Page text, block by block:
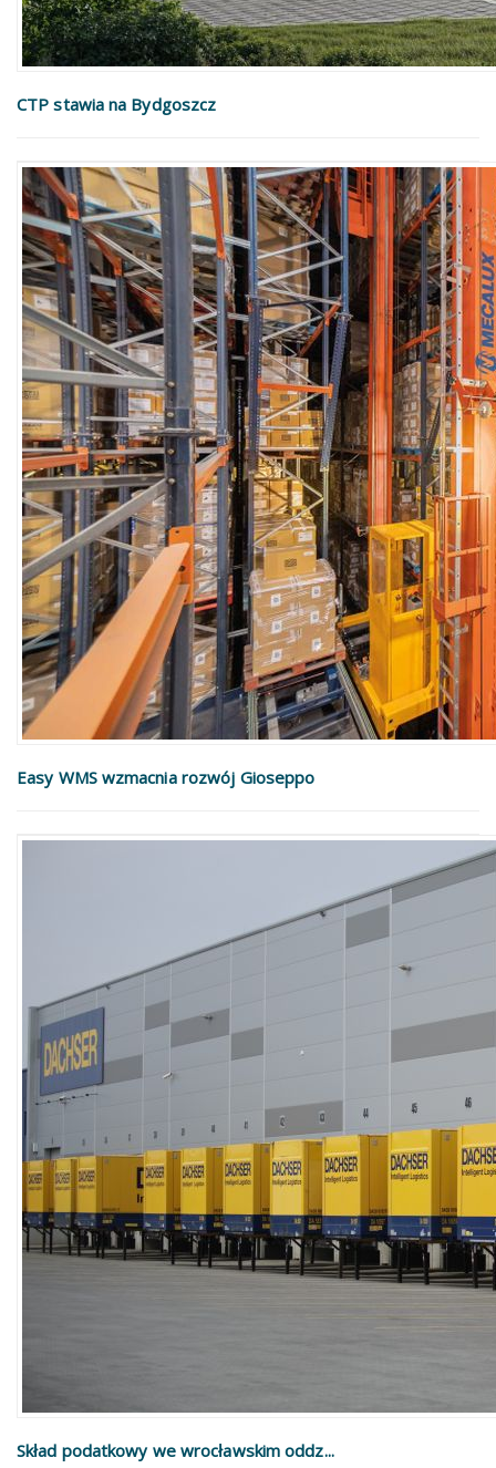
CTP stawia na Bydgoszcz
Easy WMS wzmacnia rozwój Gioseppo
Skład podatkowy we wrocławskim oddz...